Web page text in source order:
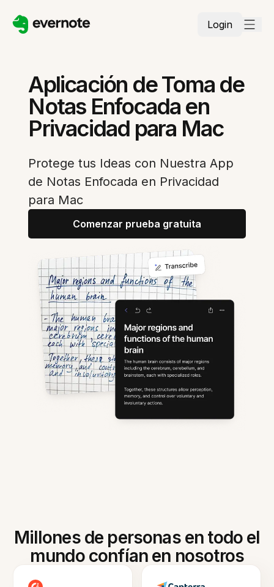
Login
Aplicación de Toma de
Notas Enfocada en
Privacidad para Mac
Protege tus Ideas con Nuestra App
de Notas Enfocada en Privacidad
para Mac
Comenzar prueba gratuita
Millones de personas en todo el
mundo confían en nosotros